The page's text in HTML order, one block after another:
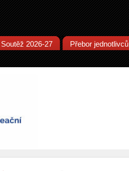
Soutěž 2026-27 Přebor jednotlivců